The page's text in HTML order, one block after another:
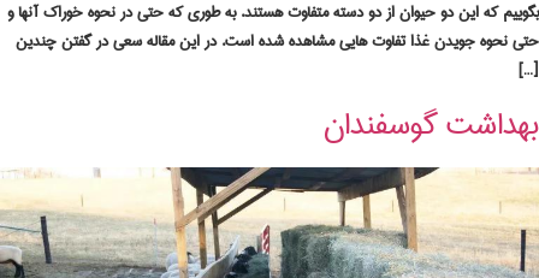
بگوییم که این دو حیوان از دو دسته متفاوت هستند. به طوری که حتی در نحوه خوراک آنها و
حتی نحوه جویدن غذا تفاوت هایی مشاهده شده است. در این مقاله سعی در گفتن چندین
[…]
بهداشت گوسفندان